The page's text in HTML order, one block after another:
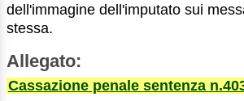
dell'immagine dell'imputato sui
stessa.
Allegato:
Cassazione penale sentenza